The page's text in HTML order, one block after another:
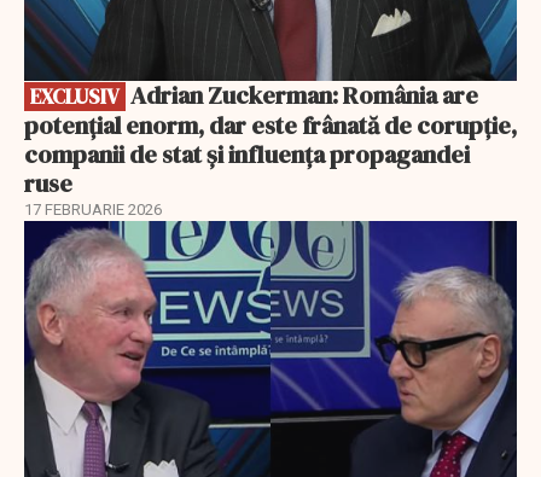
EXCLUSIV
potențial enorm, dar este frânată de corupție,
companii de stat și influența propagandei
ruse
17 FEBRUARIE 2026
EXCLUSIV